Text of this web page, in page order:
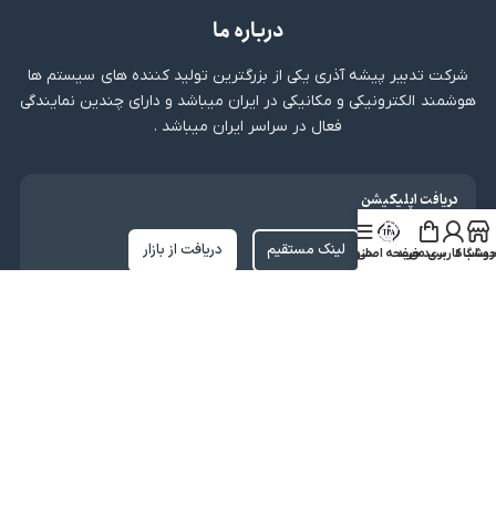
درباره ما
شرکت تدبیر پیشه آذری یکی از بزرگترین تولید کننده های سیستم ها
هوشمند الکترونیکی و مکانیکی در ایران میباشد و دارای چندین نمایندگی
فعال در سراسر ایران میباشد .
دریافت اپلیکیشن
لینک مستقیم دریافت از بازار حساب کاربری من
سبد خریدصفحه اصلی
منو